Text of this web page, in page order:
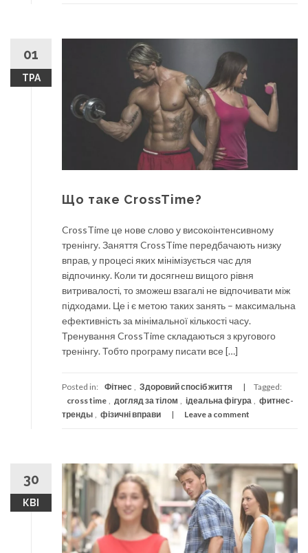
01
ТРА
Що таке CrossTime?
CrossTime це нове слово у високоінтенсивному
тренінгу. Заняття CrossTime передбачають низку
вправ, у процесі яких мінімізується час для
відпочинку. Коли ти досягнеш вищого рівня
витривалості, то зможеш взагалі не відпочивати між
підходами. Це і є метою таких занять – максимальна
ефективність за мінімальної кількості часу.
Тренування CrossTime складаються з кругового
тренінгу. Тобто програму писати все […]
Posted in: Фітнес , Здоровий спосіб життя
Tagged:
cross time , догляд за тілом , ідеальна фігура , фитнес-
тренды , фізичні вправи Leave a comment
30
КВІ